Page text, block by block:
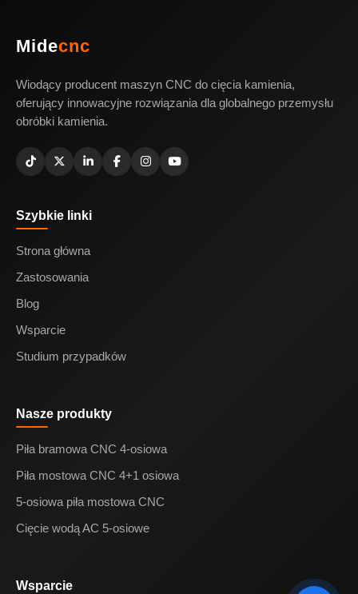
Midecnc
Wiodący producent maszyn CNC do cięcia kamienia,
oferujący innowacyjne rozwiązania dla globalnego przemysłu
obróbki kamienia.
Szybkie linki
Strona główna
Zastosowania
Blog
Wsparcie
Studium przypadków
Nasze produkty
Piła bramowa CNC 4-osiowa
Piła mostowa CNC 4+1 osiowa
5-osiowa piła mostowa CNC
Cięcie wodą AC 5-osiowe
Wsparcie